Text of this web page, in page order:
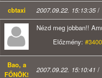
cbtaxi 2007.09.22. 15:13:35/
Nézd meg jobban!!
Előzmény:
Bao, a
FŐNÖK!
2007.09.22. 15:10:41 /